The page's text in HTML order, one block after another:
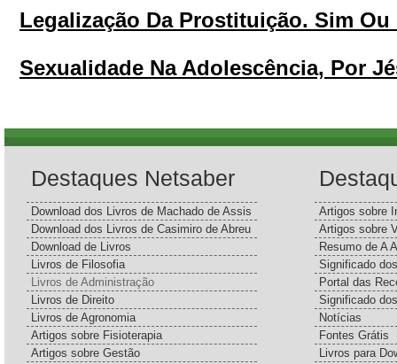
Legalização Da Prostituição. Sim Ou
Sexualidade Na Adolescência, Por
Destaques Netsaber
Download dos Livros de Machado de Assis
Download dos Livros de Casimiro de Abreu
Download de Livros
Livros de Filosofia
Livros de Administração
Livros de Direito
Livros de Agronomia
Artigos sobre Fisioterapia
Artigos sobre Gestão
Artigos sobre
Artigos sobre
Resumo de A
Significado
Portal das
Significado
Notícias
Fontes Grátis
Livros para